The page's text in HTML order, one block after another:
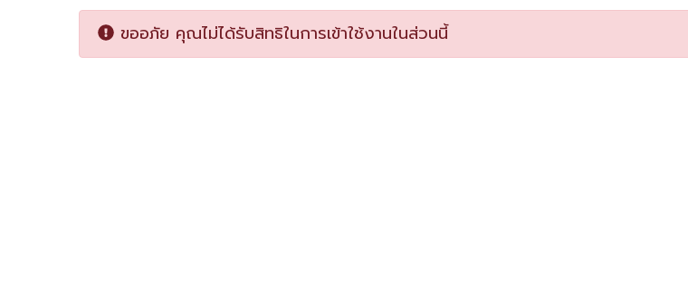
ขออภัย คุณไม่ได้รับสิทธิในการเข้าใช้งานในส่วนนี้